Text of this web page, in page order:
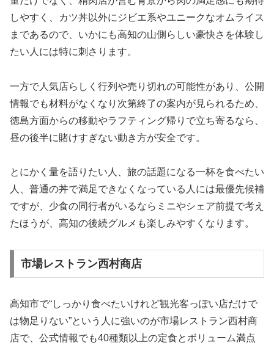
しやすく、カツ丼以外にジビエ系やユニークなオムライス
まであるので、いかにも高知の山側らしい豪快さを体験し
たい人には特に刺さります。
一方で人気店らしく行列や売り切れの可能性があり、公開
情報でも材料がなくなり次第終了の案内が見られるため、
徳島方面からの移動やラフティング帰りで立ち寄るなら、
昼の後半に賭けすぎない動き方が安全です。
とにかく量を語りたい人、旅の話題になる一杯を食べたい
人、普通の丼で満足できなくなっている人には最優先候補
ですが、少食の同行者がいるならミニやシェア前提で考え
たほうが、高知の後続グルメも楽しみやすくなります。
市場レストラン西村商店
高知市で“しっかり食べたいけれど観光客っぽい店だけで
は物足りない”という人に強いのが市場レストラン西村商
店で、公式情報でも40種類以上の定食とボリューム満点